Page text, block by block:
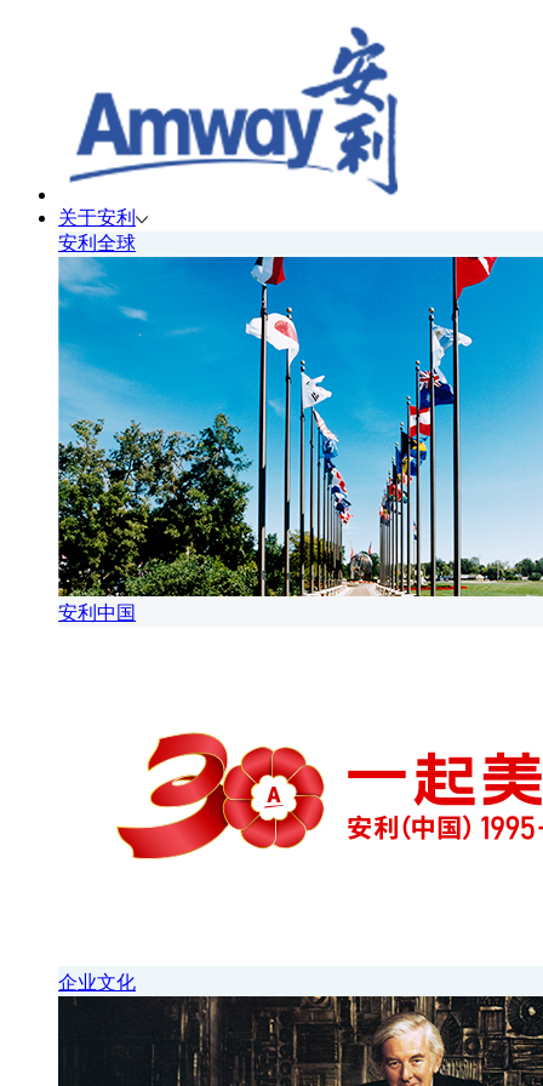
关于安利
安利全球
安利中国
企业文化